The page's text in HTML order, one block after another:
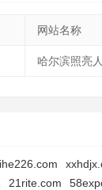
网站名称
哈尔滨照亮
21rite.com